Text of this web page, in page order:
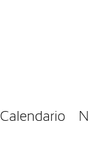
Calendario